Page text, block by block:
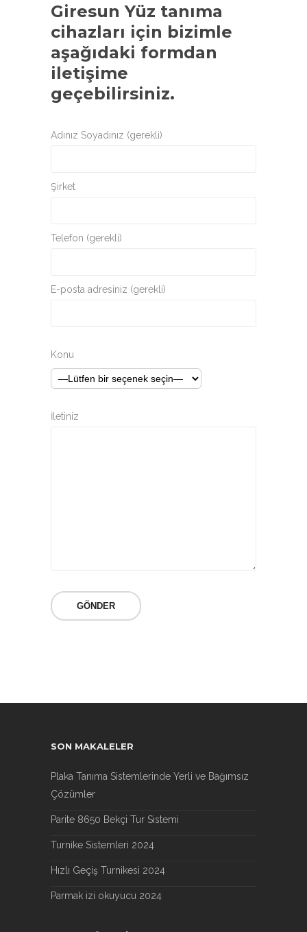
Giresun Yüz tanıma
cihazları için bizimle
aşağıdaki formdan
iletişime
geçebilirsiniz.
Adınız Soyadınız (gerekli)
Şirket
Telefon (gerekli)
E-posta adresiniz (gerekli)
Konu
İletiniz
SON MAKALELER
Plaka Tanıma Sistemlerinde Yerli ve Bağımsız
Çözümler
Parite 8650 Bekçi Tur Sistemi
Turnike Sistemleri 2024
Hızlı Geçiş Turnikesi 2024
Parmak izi okuyucu 2024